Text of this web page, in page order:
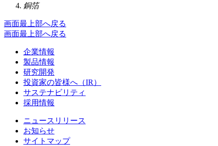
銅箔
画面最上部へ戻る
画面最上部へ戻る
企業情報
製品情報
研究開発
投資家の皆様へ（IR）
サステナビリティ
採用情報
ニュースリリース
お知らせ
サイトマップ